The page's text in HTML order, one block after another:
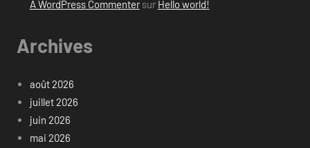
A WordPress Commentersur Hello world!
Archives
août 2026
juillet 2026
juin 2026
mai 2026